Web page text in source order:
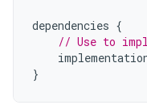
dependencies {
// Use to
}